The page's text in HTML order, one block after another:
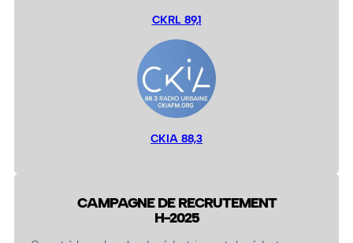
CKRL 89,1
CKIA 88,3
CAMPAGNE DE RECRUTEMENT
H-2025